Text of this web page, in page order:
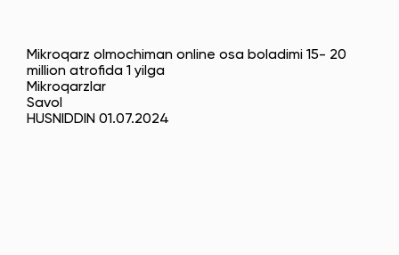
Mikroqarz olmochiman online osa boladimi 15- 20
million atrofida 1 yilga
Mikroqarzlar
Savol
HUSNIDDIN 01.07.2024